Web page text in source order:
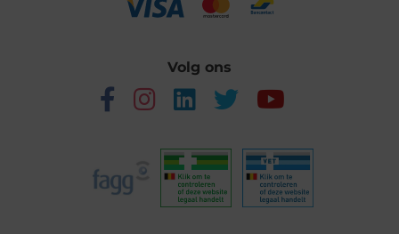
Volg ons